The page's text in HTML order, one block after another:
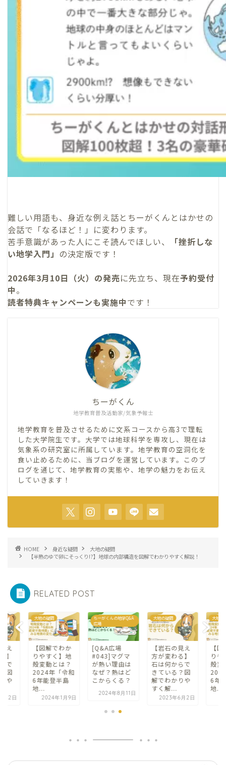
難しい用語も、身近な例え話とちーがくんとはかせの
会話で「なるほど！」に変わります。
苦手意識があった人にこそ読んでほしい、
「挫折しな
い地学入門」 の決定版です！
2026年3月10日（火）の発売に先立ち、現在予約受付
中。
読者特典キャンペーンも実施中です！
地学教育普及活動家/気象予報士
ちーがくん
地学教育を普及させるために文系コースから高3で理転
した大学院生です。大学では地球科学を専攻し、現在は
気象系の研究室に所属しています。地学教育の空洞化を
食い止めるために、当ブログを運営しています。このブ
ログを通じて、地学教育の実態や、地学の魅力をお伝え
していきます！
HOME 身近な疑問
大地の疑問
【半熟のゆで卵にそっくり!?】地球の内部構造を図解でわかりやすく解説！
RELATED POST
か
地
？
和
島
月9日
ちーがくんの地学Q&A
広場
[Q&A広場
#043]マグマ
が熱い理由は
なぜ？熱はど
こからくる？
大地の疑問
【岩石の見え
方が変わる】
石は何からで
きている？図
解でわかりや
2023年6月2日
大地の疑問
【図解でわか
りやすく】地
殻変動とは？
2024年「令和
6年能登半島
地...
2024年1月9日
ちーが
広場
が熱
なぜ
こか